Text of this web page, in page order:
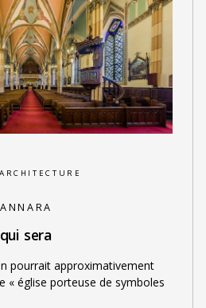
sera
pourrait approximativement
« église porteuse de symboles